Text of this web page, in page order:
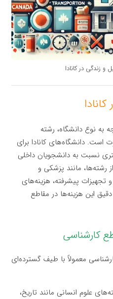
زندگی در کانادا
به نوع دانشگاه، رشته
دانشگاه‌های کانادا برای
نسبت به دانشجویان داخلی
رشته‌ها، مانند پزشکی و
تجهیزات پیشرفته، هزینه‌های
این هزینه‌ها در مقاطع
کارشناسی
معمولاً با طیف گسترده‌ای
علوم انسانی مانند تاریخ،